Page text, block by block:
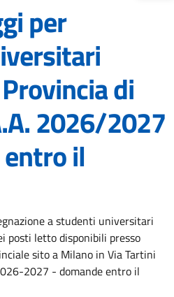
per
di
2026/2027
il
a studenti universitari
posti letto disponibili presso
sito a Milano in Via Tartini
2027 - domande entro il